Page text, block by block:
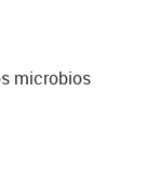
microbios